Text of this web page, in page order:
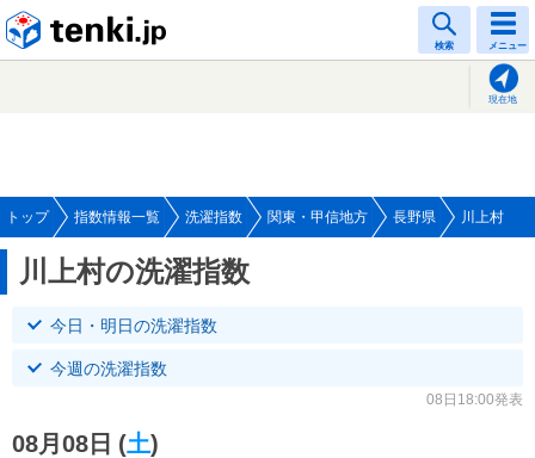
検索 メニュー
現在地
トップ 指数情報一覧 洗濯指数 関東・甲信地方 長野県 川上村
川上村の洗濯指数
今日・明日の洗濯指数
今週の洗濯指数
08日18:00発表
08月08日 (土)